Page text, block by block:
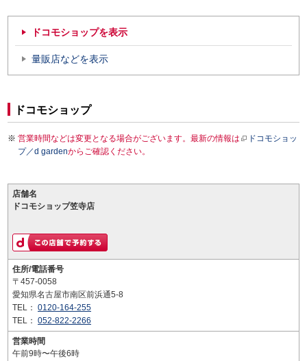
ドコモショップを表示
量販店などを表示
ドコモショップ
営業時間などは変更となる場合がございます。最新の情報は
ドコモショッ
プ／d gardenからご確認ください。
店舗名
ドコモショップ笠寺店
住所/電話番号
〒457-0058
愛知県名古屋市南区前浜通5-8
TEL： 0120-164-255
TEL： 052-822-2266
営業時間
午前9時〜午後6時